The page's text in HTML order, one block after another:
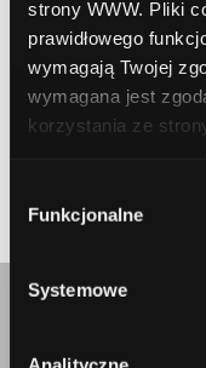
strony WWW. Pliki
prawidłowego
wymagają Twojej
wymagana jest
korzystania ze
formy korzystania
zgody
Funkcjonalne
Systemowe